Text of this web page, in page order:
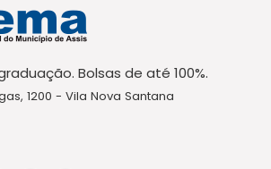
Bolsas de até 100%.
1200 - Vila Nova Santana